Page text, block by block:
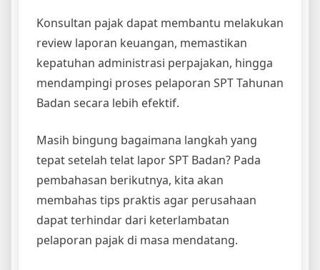
Konsultan pajak dapat membantu melakukan
review laporan keuangan, memastikan
kepatuhan administrasi perpajakan, hingga
mendampingi proses pelaporan SPT Tahunan
Badan secara lebih efektif.
Masih bingung bagaimana langkah yang
tepat setelah telat lapor SPT Badan? Pada
pembahasan berikutnya, kita akan
membahas tips praktis agar perusahaan
dapat terhindar dari keterlambatan
pelaporan pajak di masa mendatang.